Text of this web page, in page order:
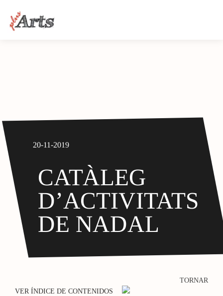
20-11-2019
CATÀLEG
D’ACTIVITATS
DE NADAL
TORNAR
VER ÍNDICE DE CONTENIDOS